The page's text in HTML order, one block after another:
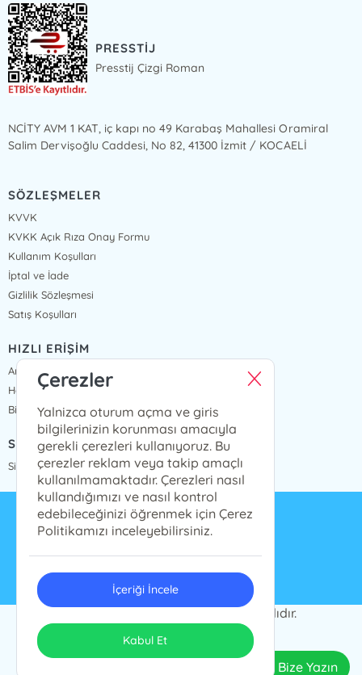
PRESSTİJ
Presstij Çizgi Roman
NCİTY AVM 1 KAT, iç kapı no 49 Karabaş Mahallesi Oramiral
Salim Dervişoğlu Caddesi, No 82, 41300 İzmit / KOCAELİ
SÖZLEŞMELER
KVVK
KVKK Açık Rıza Onay Formu
Kullanım Koşulları
İptal ve İade
Gizlilik Sözleşmesi
Satış Koşulları
HIZLI ERİŞİM
Anasayfa
Hakkımızda
Bize Ulaşın
SİPARİŞ TAKİP
Sipariş Takip
info@presstij.com.tr
0262 606 06 59
PRESSTİJ © 2024 Tüm Hakları Saklıdır.
Tasarım & Uygulama
Bize Yazın
Çerezler
Yalnizca oturum açma ve giris
bilgilerinizin korunması amacıyla
gerekli çerezleri kullanıyoruz. Bu
çerezler reklam veya takip amaçlı
kullanılmamaktadır. Çerezleri nasıl
kullandığımızı ve nasıl kontrol
edebileceğinizi öğrenmek için Çerez
Politikamızı inceleyebilirsiniz.
İçeriği İncele
Kabul Et